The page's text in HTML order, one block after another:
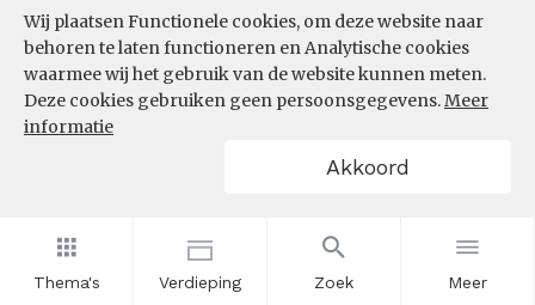
Thema's Verdieping Zoek Meer
Wij plaatsen Functionele cookies, om deze website naar
behoren te laten functioneren en Analytische cookies
waarmee wij het gebruik van de website kunnen meten.
Deze cookies gebruiken geen persoonsgegevens.Meer
informatie
Akkoord